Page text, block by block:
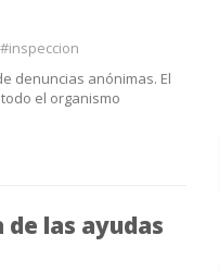
denuncias anónimas. El
el organismo
las ayudas